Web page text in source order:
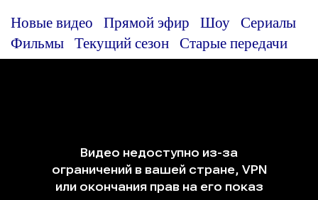
Новые видео Прямой эфир Шоу
Сериалы
Фильмы
Текущий сезон Старые передачи